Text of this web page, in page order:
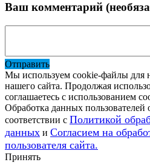
Ваш комментарий
Отправить
Мы используем cookie-файлы для
нашего сайта. Продолжая
соглашаетесь с использованием
Обработка данных пользователей
соответствии с Политикой
данных и Согласием на
пользователя сайта.
Принять